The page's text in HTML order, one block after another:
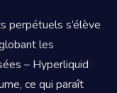
perpétuels s’élève
les
– Hyperliquid
ce qui paraît